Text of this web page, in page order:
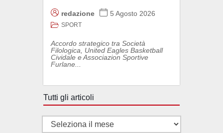
redazione 5 Agosto 2026
SPORT
Accordo strategico tra Società
Filologica, United Eagles Basketball
Cividale e Associazion Sportive
Furlane...
Tutti gli articoli
Tutti